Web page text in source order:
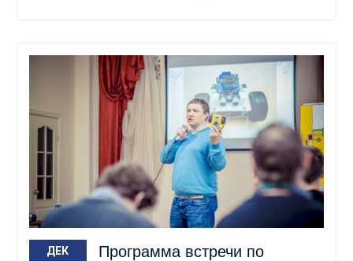
ДЕК
Программа встречи по